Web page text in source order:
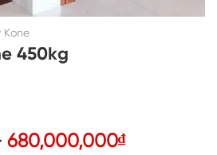
Kone
450kg
680,000,000₫Khoảng